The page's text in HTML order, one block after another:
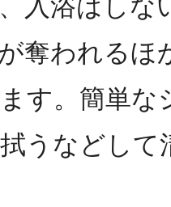
入浴はしな
奪われるほ
す。簡単な
うなどして